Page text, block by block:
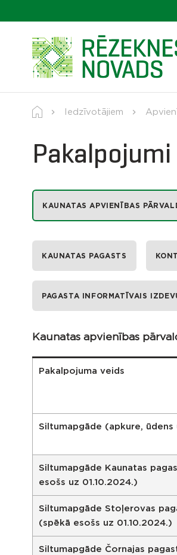
Iedzīvotājiem
Pakalpojumi
KAUNATAS APVIENĪBAS
KAUNATAS PAGASTS
PAGASTA INFORMATĪVAIS
Kaunatas apvienības
Pakalpojuma veids
Siltumapgāde (apkure, ūdens
Siltumapgāde Kaunatas
esošs uz 01.10.2024.)
Siltumapgāde Stoļerovas
(spēkā esošs uz 01.10.2024.)
Siltumapgāde Čornajas